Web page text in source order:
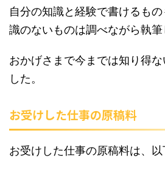
自分の知識と経験で書けるも
識のないものは調べながら執筆
おかげさまで今までは知り得
した。
お受けした仕事の原稿料
お受けした仕事の原稿料は、以